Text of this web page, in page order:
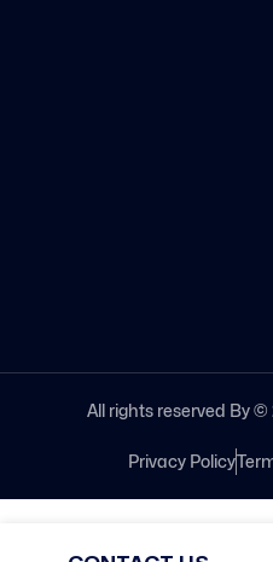
All rights reserved By ©
Privacy Policy